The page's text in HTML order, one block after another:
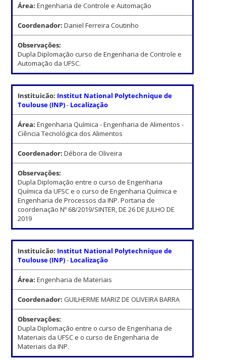
Área:Engenharia de Controle e Automação
Coordenador:Daniel Ferreira Coutinho
Observações:
Dupla Diplomação curso de Engenharia de Controle e
Automação da UFSC.
Instituicão: Institut National Polytechnique de
Toulouse (INP)- Localização
Área:Engenharia Química - Engenharia de Alimentos -
Ciência Tecnológica dos Alimentos
Coordenador:Débora de Oliveira
Observações:
Dupla Diplomação entre o curso de Engenharia
Química da UFSC e o curso de Engenharia Química e
Engenharia de Processos da INP. Portaria de
coordenação Nº 68/2019/SINTER, DE 26 DE JULHO DE
2019
Instituicão: Institut National Polytechnique de
Toulouse (INP)- Localização
Área:Engenharia de Materiais
Coordenador:GUILHERME MARIZ DE OLIVEIRA BARRA
Observações:
Dupla Diplomação entre o curso de Engenharia de
Materiais da UFSC e o curso de Engenharia de
Materiais da INP.